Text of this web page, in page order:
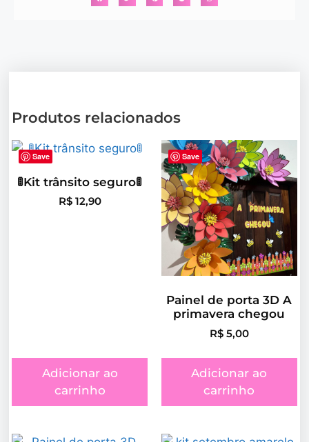
Produtos relacionados
Save
🚦Kit trânsito seguro🚦
R$12,90
Adicionar ao
carrinho
Save
Painel de porta 3D A
primavera chegou
R$5,00
Adicionar ao
carrinho